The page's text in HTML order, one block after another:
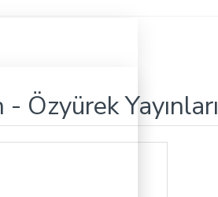
Özyürek Yayınları